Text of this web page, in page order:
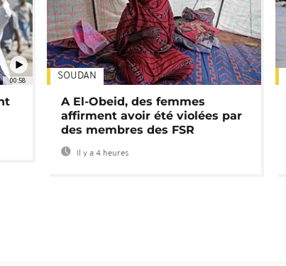
00:58 SOUDAN
A El-Obeid, des femmes
affirment avoir été violées par
des membres des FSR
Il y a 4 heures